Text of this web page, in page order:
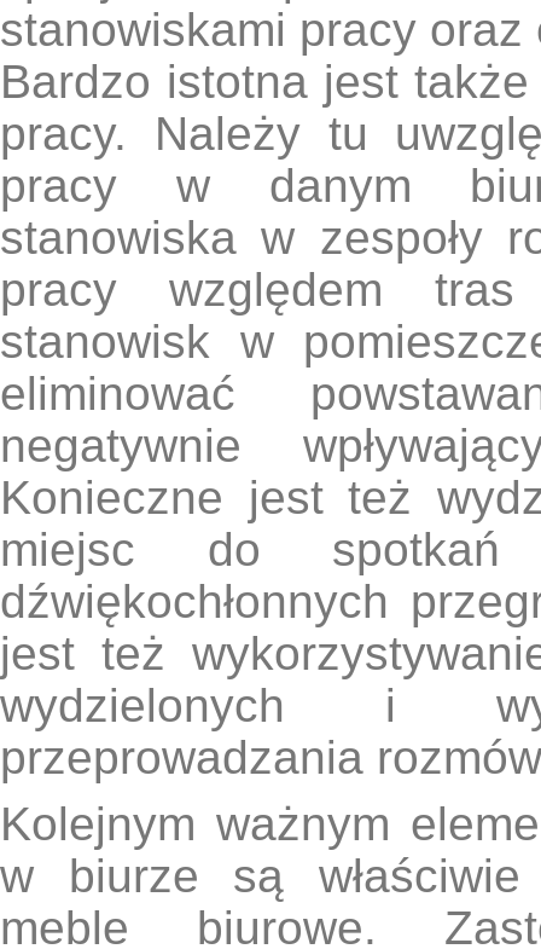
stanowiskami pracy oraz
Bardzo istotna jest
pracy. Należy tu
pracy w danym
stanowiska w zespoły
pracy względem
stanowisk w
eliminować
negatywnie
Konieczne jest też
miejsc do
dźwiękochłonnych
jest też
wydzielonych i
przeprowadzania
Kolejnym ważnym
w biurze są
meble biurowe.